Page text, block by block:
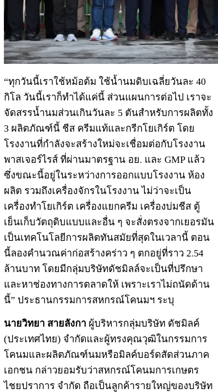
“ทุกวันนี้เราใช้หม้อต้ม ใช้น้ำนมดิบเฉลี่ยวันละ 40
กิโล วันนี้เราก็ทำได้แค่นี้ ส่วนแผนการต่อไป เราจะ
จัดสรรน้ำนมส่วนเกินวันละ 5 ตันสำหรับการผลิตทั้ง
3 ผลิตภัณฑ์นี้ ชีส ครีมแท้และกรีกโยเกิร์ต โดย
โรงงานที่กำลังจะสร้างใหม่จะเชื่อมต่อกับโรงงาน
พาสเจอร์ไรส์ ที่ผ่านมาตรฐาน อย. และ GMP แล้ว
ซึ่งขณะนี้อยู่ในระหว่างการออกแบบโรงงาน ห้อง
ผลิต รวมถึงเครื่องจักรในโรงงาน ไม่ว่าจะเป็น
เครื่องทำโยเกิร์ต เครื่องแยกครีม เครื่องบ่มชีส ตู้
เย็นเก็บวัตถุดิบแบบและอื่น ๆ จะสั่งตรงจากเยอรมัน
เป็นเทคโนโลยีการผลิตทันสมัยที่สุดในเวลานี้ ตอน
นี้ลองคำนวณค่าก่อสร้างคร่าว ๆ ตกอยู่ที่ราว 2.54
ล้านบาท โดยมีกลุ่มบริษัทดัชมิลล์จะเป็นที่ปรึกษา
และหาช่องทางการตลาดให้ เพราะเราไม่ถนัดด้าน
นี้” ประธานกรรมการสหกรณ์โคนมฯ ระบุ
นายวิทยา สายลังกา ผู้บริหารกลุ่มบริษัท ดัชมิลค์
(ประเทศไทย) จำกัดและผู้ทรงคุณวุฒิในกรรมการ
โคนมและผลิตภัณฑ์นมหรือมิลค์บอร์ดสัดส่วนภาค
เอกชน กล่าวยอมรับว่าสหกรณ์โคนมการเกษตร
ไชยปราการ จำกัด ถือเป็นลูกค้ารายใหญ่ของบริษัท